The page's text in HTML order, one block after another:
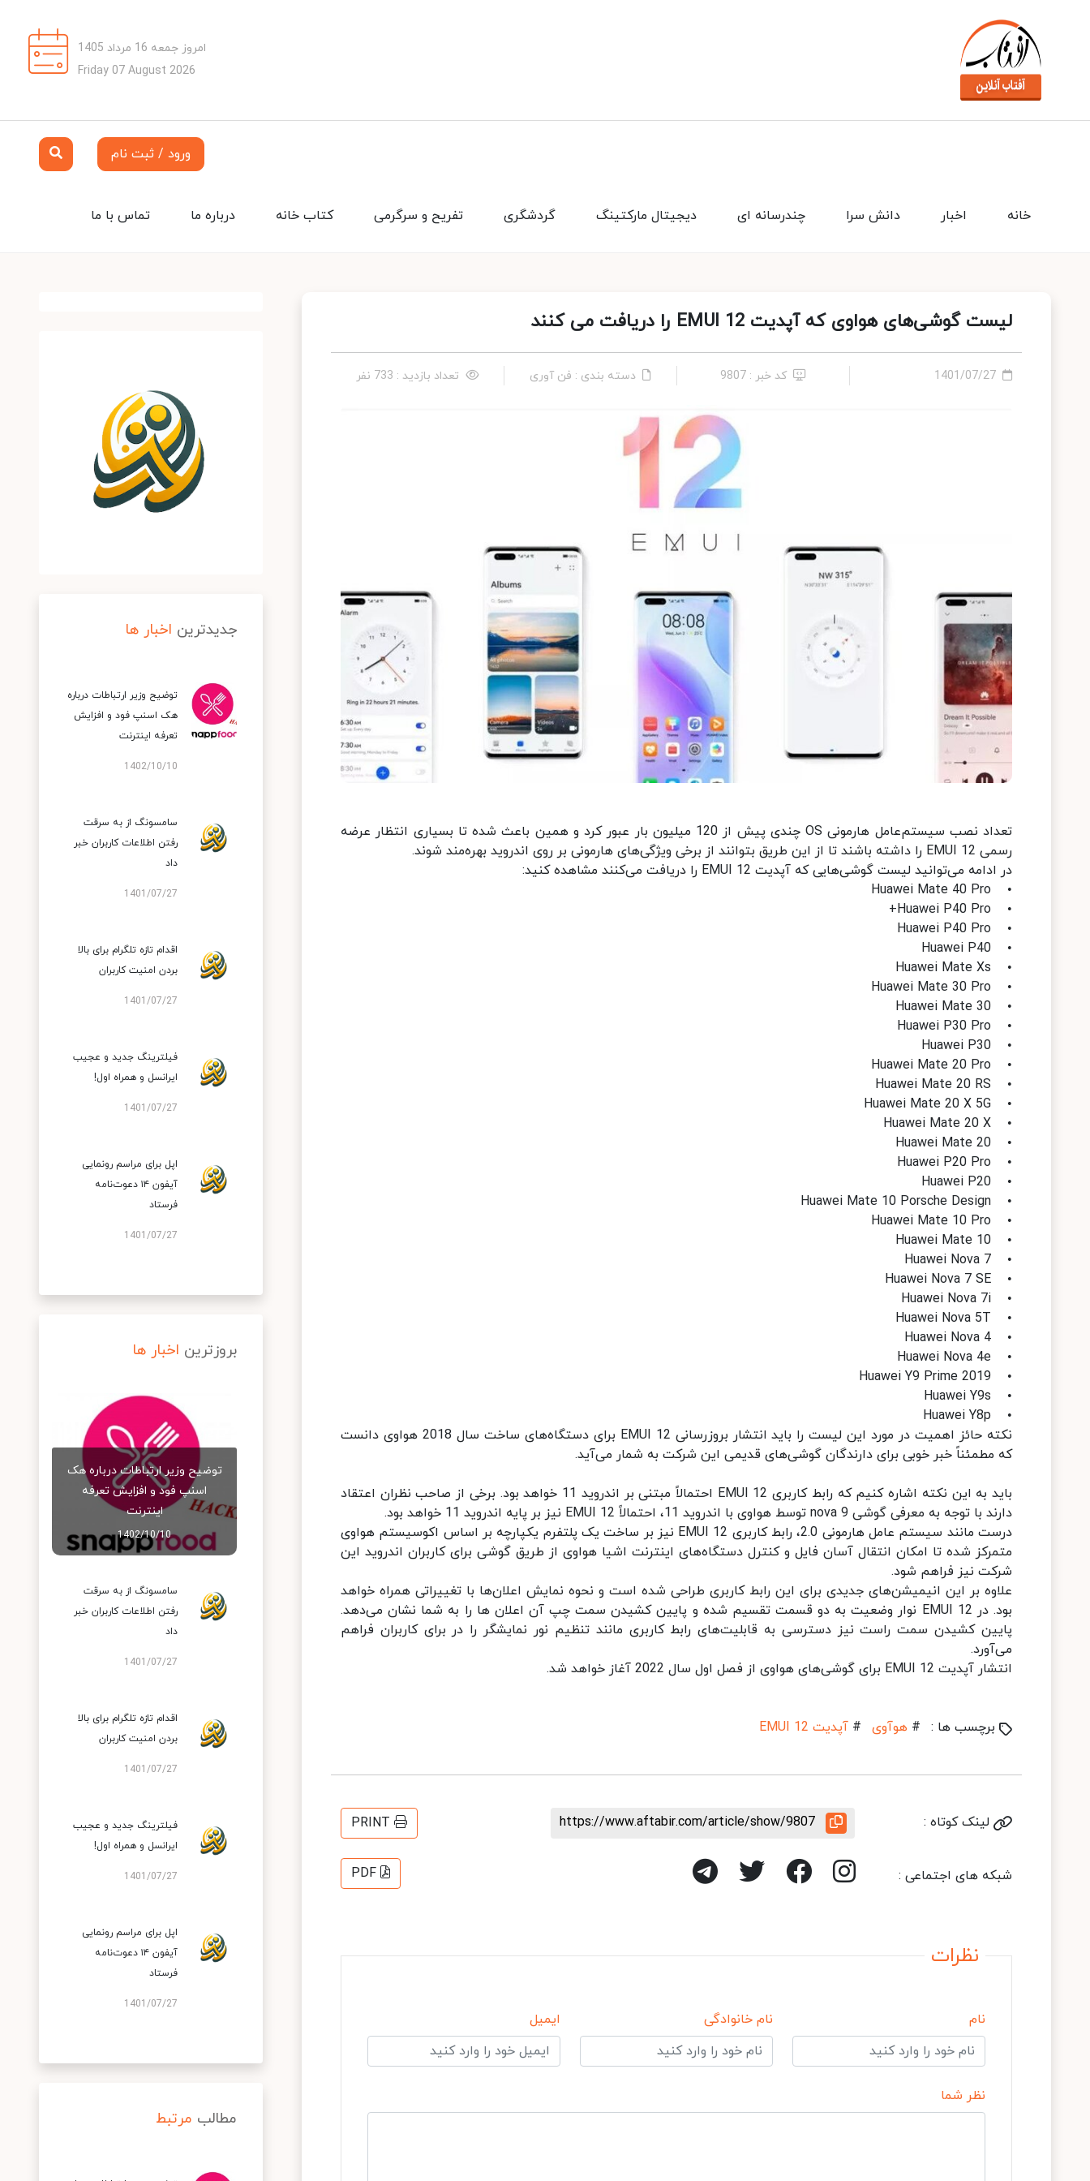
امروز جمعه 16 مرداد 1405
Friday 07 August 2026
ورود / ثبت نام
تماس با ما درباره ما کتاب خانه تفریح و سرگرمی گردشگری دیجیتال مارکتینگ چندرسانه ای دانش سرا اخبار خانه
لیست گوشی‌های هواوی که آپدیت EMUI 12 را دریافت می کنند
1401/07/27 کد خبر : 9807 دسته بندی : فن آوری تعداد بازدید : 733 نفر
تعداد نصب سیستم‌عامل هارمونی OS چندی پیش از 120 میلیون بار عبور کرد و همین باعث شده تا بسیاری انتظار عرضه
رسمی EMUI 12 را داشته باشند تا از این طریق بتوانند از برخی ویژگی‌های هارمونی بر روی اندروید بهره‌مند شوند.
در ادامه می‌توانید لیست گوشی‌هایی که آپدیت EMUI 12 را دریافت می‌کنند مشاهده کنید:
• Huawei Mate 40 Pro
• Huawei P40 Pro+
• Huawei P40 Pro
• Huawei P40
• Huawei Mate Xs
• Huawei Mate 30 Pro
• Huawei Mate 30
• Huawei P30 Pro
• Huawei P30
• Huawei Mate 20 Pro
• Huawei Mate 20 RS
• Huawei Mate 20 X 5G
• Huawei Mate 20 X
• Huawei Mate 20
• Huawei P20 Pro
• Huawei P20
• Huawei Mate 10 Porsche Design
• Huawei Mate 10 Pro
• Huawei Mate 10
• Huawei Nova 7
• Huawei Nova 7 SE
• Huawei Nova 7i
• Huawei Nova 5T
• Huawei Nova 4
• Huawei Nova 4e
• Huawei Y9 Prime 2019
• Huawei Y9s
• Huawei Y8p
نکته حائز اهمیت در مورد این لیست را باید انتشار بروزرسانی EMUI 12 برای دستگاه‌های ساخت سال 2018 هواوی دانست
که مطمئناً خبر خوبی برای دارندگان گوشی‌های قدیمی این شرکت به شمار می‌آید.
باید به این نکته اشاره کنیم که رابط کاربری EMUI 12 احتمالاً مبتنی بر اندروید 11 خواهد بود. برخی از صاحب نظران اعتقاد
دارند با توجه به معرفی گوشی nova 9 توسط هواوی با اندروید 11، احتمالاً EMUI 12 نیز بر پایه اندروید 11 خواهد بود.
درست مانند سیستم عامل هارمونی 2.0، رابط کاربری EMUI 12 نیز بر ساخت یک پلتفرم یکپارچه بر اساس اکوسیستم هواوی
متمرکز شده تا امکان انتقال آسان فایل و کنترل دستگاه‌های اینترنت اشیا هواوی از طریق گوشی برای کاربران اندروید این
شرکت نیز فراهم شود.
علاوه بر این انیمیشن‌های جدیدی برای این رابط کاربری طراحی شده است و نحوه نمایش اعلان‌ها با تغییراتی همراه خواهد
بود. در EMUI 12 نوار وضعیت به دو قسمت تقسیم شده و پایین کشیدن سمت چپ آن اعلان ها را به شما نشان می‌دهد.
پایین کشیدن سمت راست نیز دسترسی به قابلیت‌های رابط کاربری مانند تنظیم نور نمایشگر را در برای کاربران فراهم
می‌آورد.
انتشار آپدیت EMUI 12 برای گوشی‌های هواوی از فصل اول سال 2022 آغاز خواهد شد.
برچسب ها : # هوآوی # آپدیت EMUI 12
لینک کوتاه : https://www.aftabir.com/article/show/9807
PRINT
شبکه های اجتماعی : PDF
نظرات
نام نام خانوادگی ایمیل
نظر شما
جدیدترین اخبار ها
توضیح وزیر ارتباطات درباره
هک اسنپ‌ فود و افزایش
تعرفه اینترنت
1402/10/10
سامسونگ از به سرقت
رفتن اطلاعات کاربران خبر
داد
1401/07/27
اقدام تازه تلگرام برای بالا
بردن امنیت کاربران
1401/07/27
فیلترینگ جدید و عجیب
ایرانسل و همراه اول!
1401/07/27
اپل برای مراسم رونمایی
آیفون ۱۴ دعوت‌نامه
فرستاد
1401/07/27
بروزترین اخبار ها
توضیح وزیر ارتباطات درباره هک
اسنپ‌ فود و افزایش تعرفه
اینترنت
1402/10/10
سامسونگ از به سرقت
رفتن اطلاعات کاربران خبر
داد
1401/07/27
اقدام تازه تلگرام برای بالا
بردن امنیت کاربران
1401/07/27
فیلترینگ جدید و عجیب
ایرانسل و همراه اول!
1401/07/27
اپل برای مراسم رونمایی
آیفون ۱۴ دعوت‌نامه
فرستاد
1401/07/27
مطالب مرتبط